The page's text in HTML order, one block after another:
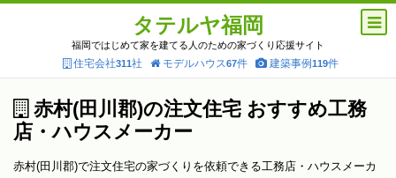
タテルヤ福岡
福岡ではじめて家を建てる人のための家づくり応援サイト
住宅会社311社 モデルハウス67件 建築事例119件
赤村(田川郡)の注文住宅 おすすめ工務
店・ハウスメーカー
赤村(田川郡)で注文住宅の家づくりを依頼できる工務店・ハウスメーカ